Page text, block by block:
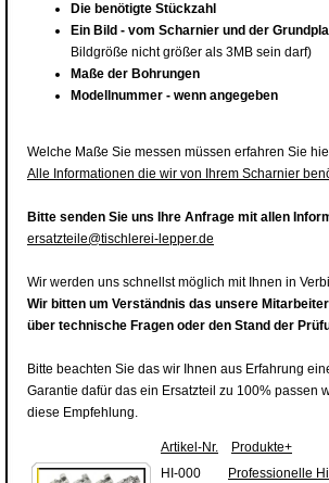
Die benötigte Stückzahl
Ein Bild - vom Scharnier und der
Bildgröße nicht größer als 3MB sein darf)
Maße der Bohrungen
Modellnummer - wenn angegeben
Welche Maße Sie messen müssen erfahren Sie
Alle Informationen die wir von Ihrem Scharnier
Bitte senden Sie uns Ihre Anfrage mit allen
ersatzteile@tischlerei-lepper.de
Wir werden uns schnellst möglich mit Ihnen in
Wir bitten um Verständnis das unsere
über technische Fragen oder den Stand der
Bitte beachten Sie das wir Ihnen aus Erfahrung
Garantie dafür das ein Ersatzteil zu 100% passen
diese Empfehlung.
Artikel-Nr.
Produkte+
HI-000
Professionelle